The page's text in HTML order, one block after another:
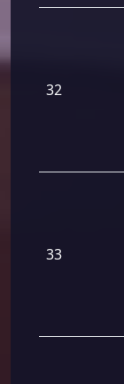
32
33